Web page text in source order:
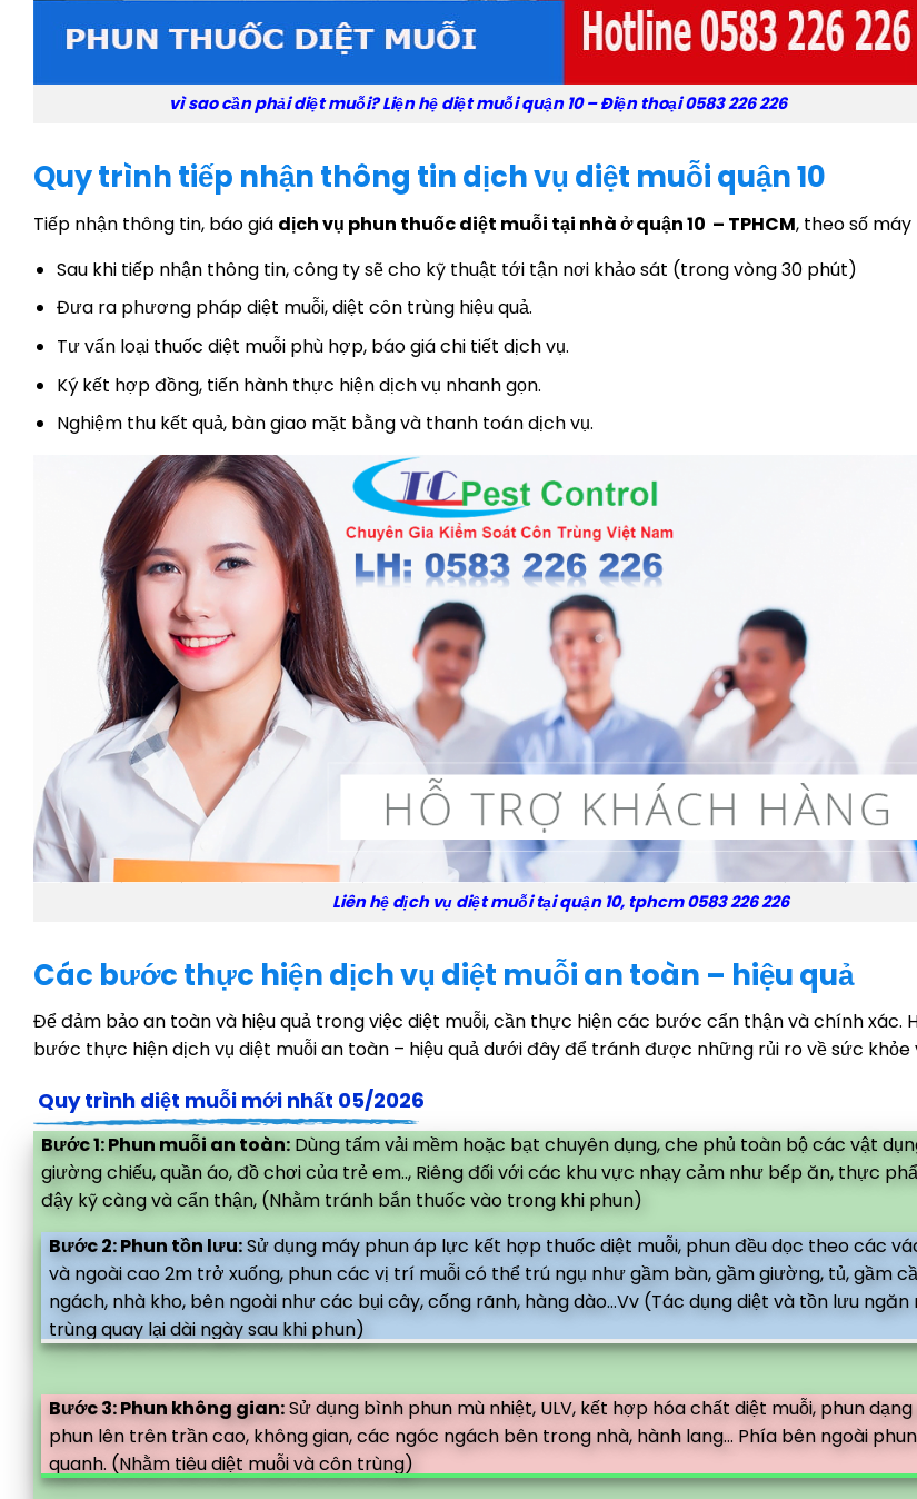
vì sao cần phải diệt muỗi? Liện hệ diệt muỗi quận 10 – Điện thoại 0583 226 226
Quy trình tiếp nhận thông tin dịch vụ diệt muỗi quận 10
Tiếp nhận thông tin, báo giá dịch vụ phun thuốc diệt muỗi tại nhà ở quận 10 – TPHCM, theo số máy
Sau khi tiếp nhận thông tin, công ty sẽ cho kỹ thuật tới tận nơi khảo sát (trong vòng 30 phút)
Đưa ra phương pháp diệt muỗi, diệt côn trùng hiệu quả.
Tư vấn loại thuốc diệt muỗi phù hợp, báo giá chi tiết dịch vụ.
Ký kết hợp đồng, tiến hành thực hiện dịch vụ nhanh gọn.
Nghiệm thu kết quả, bàn giao mặt bằng và thanh toán dịch vụ.
Liên hệ dịch vụ diệt muỗi tại quận 10, tphcm 0583 226 226
Các bước thực hiện dịch vụ diệt muỗi an toàn – hiệu quả
Để đảm bảo an toàn và hiệu quả trong việc diệt muỗi, cần thực hiện các bước cẩn thận và chính xác.
bước thực hiện dịch vụ diệt muỗi an toàn – hiệu quả dưới đây để tránh được những rủi ro về sức khỏe
Quy trình diệt muỗi mới nhất 05/2026
Bước 1: Phun muỗi an toàn: Dùng tấm vải mềm hoặc bạt chuyên dụng, che phủ toàn bộ các vật
giường chiếu, quần áo, đồ chơi của trẻ em.., Riêng đối với các khu vực nhạy cảm như bếp ăn, thực
đậy kỹ càng và cẩn thận, (Nhằm tránh bắn thuốc vào trong khi phun)
Bước 2: Phun tồn lưu:Sử dụng máy phun áp lực kết hợp thuốc diệt muỗi, phun đều dọc theo các
và ngoài cao 2m trở xuống, phun các vị trí muỗi có thể trú ngụ như gầm bàn, gầm giường, tủ, gầm
ngách, nhà kho, bên ngoài như các bụi cây, cống rãnh, hàng dào...Vv (Tác dụng diệt và tồn lưu ngăn
trùng quay lại dài ngày sau khi phun)
Bước 3: Phun không gian:Sử dụng bình phun mù nhiệt, ULV, kết hợp hóa chất diệt muỗi, phun
phun lên trên trần cao, không gian, các ngóc ngách bên trong nhà, hành lang... Phía bên ngoài
quanh. (Nhằm tiêu diệt muỗi và côn trùng)